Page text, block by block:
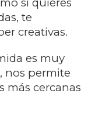
te
creativas.
es muy
, nos permite
más cercanas